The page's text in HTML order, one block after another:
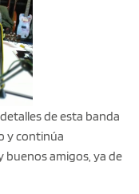
de esta banda
y continúa
buenos amigos, ya de